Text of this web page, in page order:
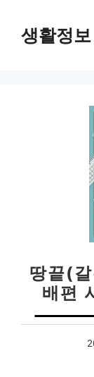
생활정보
땅끝(
배편